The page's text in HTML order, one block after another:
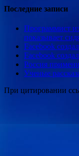
Последние записи
Программист
показывает
Facebook
Facebook
Россия
Ученые
При цитировании